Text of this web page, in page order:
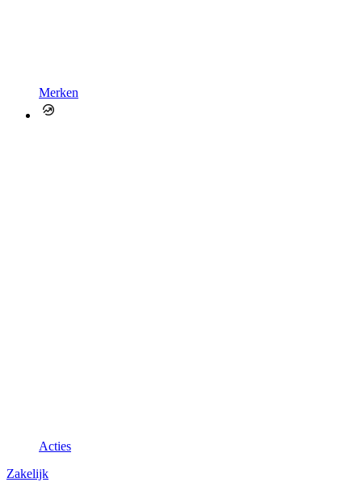
Merken
Acties
Zakelijk